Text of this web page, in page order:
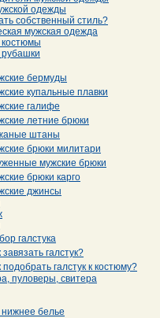
одежды
собственный стиль?
мужская одежда
костюмы
бермуды
купальные плавки
галифе
летние брюки
штаны
брюки милитари
мужские брюки
брюки карго
джинсы
галстука
завязать галстук?
подобрать галстук к костюму?
пуловеры, свитера
белье